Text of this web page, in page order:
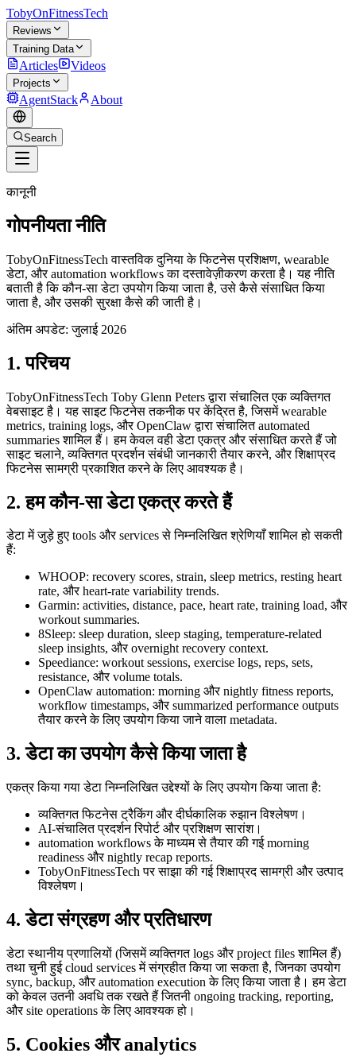
TobyOnFitnessTech
Reviews
Training Data
Articles Videos
Projects
AgentStack About
Search
कानूनी
गोपनीयता नीति
TobyOnFitnessTech वास्तविक दुनिया के फिटनेस प्रशिक्षण, wearable
डेटा, और automation workflows का दस्तावेज़ीकरण करता है। यह नीति
बताती है कि कौन-सा डेटा उपयोग किया जाता है, उसे कैसे संसाधित किया
जाता है, और उसकी सुरक्षा कैसे की जाती है।
अंतिम अपडेट: जुलाई 2026
1. परिचय
TobyOnFitnessTech Toby Glenn Peters द्वारा संचालित एक व्यक्तिगत
वेबसाइट है। यह साइट फिटनेस तकनीक पर केंद्रित है, जिसमें wearable
metrics, training logs, और OpenClaw द्वारा संचालित automated
summaries शामिल हैं। हम केवल वही डेटा एकत्र और संसाधित करते हैं जो
साइट चलाने, व्यक्तिगत प्रदर्शन संबंधी जानकारी तैयार करने, और शिक्षाप्रद
फिटनेस सामग्री प्रकाशित करने के लिए आवश्यक है।
2. हम कौन-सा डेटा एकत्र करते हैं
डेटा में जुड़े हुए tools और services से निम्नलिखित श्रेणियाँ शामिल हो सकती
हैं:
WHOOP: recovery scores, strain, sleep metrics, resting heart
rate, और heart-rate variability trends.
Garmin: activities, distance, pace, heart rate, training load, और
workout summaries.
8Sleep: sleep duration, sleep staging, temperature-related
sleep insights, और overnight recovery context.
Speediance: workout sessions, exercise logs, reps, sets,
resistance, और volume totals.
OpenClaw automation: morning और nightly fitness reports,
workflow timestamps, और summarized performance outputs
तैयार करने के लिए उपयोग किया जाने वाला metadata.
3. डेटा का उपयोग कैसे किया जाता है
एकत्र किया गया डेटा निम्नलिखित उद्देश्यों के लिए उपयोग किया जाता है:
व्यक्तिगत फिटनेस ट्रैकिंग और दीर्घकालिक रुझान विश्लेषण।
AI-संचालित प्रदर्शन रिपोर्ट और प्रशिक्षण सारांश।
automation workflows के माध्यम से तैयार की गई morning
readiness और nightly recap reports.
TobyOnFitnessTech पर साझा की गई शिक्षाप्रद सामग्री और उत्पाद
विश्लेषण।
4. डेटा संग्रहण और प्रतिधारण
डेटा स्थानीय प्रणालियों (जिसमें व्यक्तिगत logs और project files शामिल हैं)
तथा चुनी हुई cloud services में संग्रहीत किया जा सकता है, जिनका उपयोग
sync, backup, और automation execution के लिए किया जाता है। हम डेटा
को केवल उतनी अवधि तक रखते हैं जितनी ongoing tracking, reporting,
और site operations के लिए आवश्यक हो।
5. Cookies और analytics